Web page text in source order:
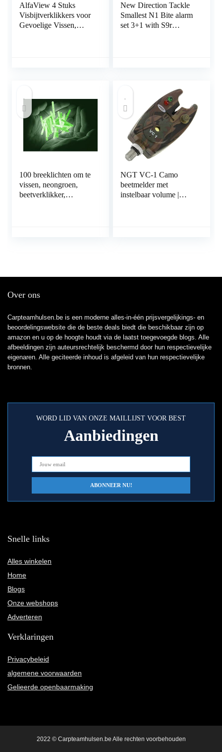
AlfaView 4 Stuks
Visbijtverklikkers voor
Gevoelige Vissen,
New Direction Tackle
Smallest N1 Bite alarm
set 3+1 with S9r
100 breeklichten om te
vissen, neongroen,
beetverklikker,
NGT VC-1 Camo
beetmelder met
instelbaar volume |
Over ons
Carpteamhulsen.be is een moderne alles-in-één prijsvergelijkings- en
beoordelingswebsite die de beste deals biedt die beschikbaar zijn op
amazon en u op de hoogte houdt via de laatst toegevoegde blogs. Alle
afbeeldingen zijn auteursrechtelijk beschermd door hun respectievelijke
eigenaren. Alle geciteerde inhoud is afgeleid van hun respectievelijke
bronnen.
WORD LID VAN ONZE MAILLIJST VOOR BEST
Aanbiedingen
Snelle links
Alles winkelen
Home
Blogs
Onze webshops
Adverteren
Verklaringen
Privacybeleid
algemene voorwaarden
Gelieerde openbaarmaking
2022 © Carpteamhulsen.be Alle rechten voorbehouden